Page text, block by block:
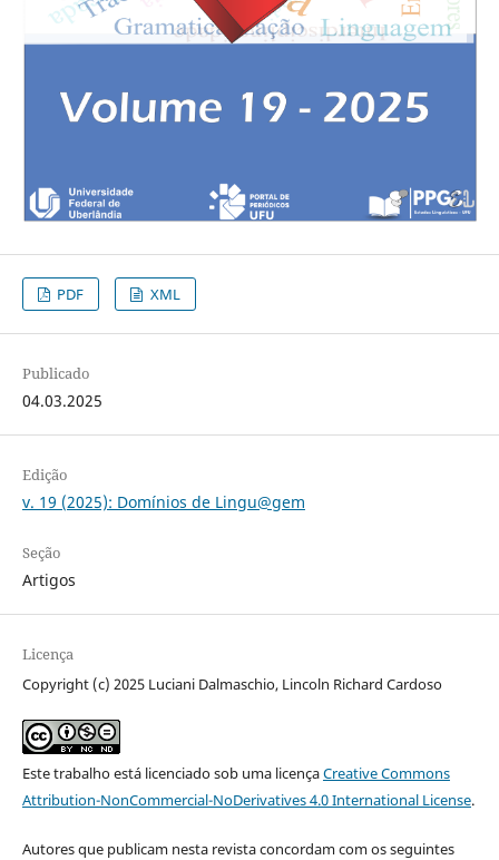
PDF XML
Publicado
04.03.2025
Edição
v. 19 (2025): Domínios de Lingu@gem
Seção
Artigos
Licença
Copyright (c) 2025 Luciani Dalmaschio, Lincoln Richard Cardoso
Este trabalho está licenciado sob uma licençaCreative Commons
Attribution-NonCommercial-NoDerivatives 4.0 International License.
Autores que publicam nesta revista concordam com os seguintes